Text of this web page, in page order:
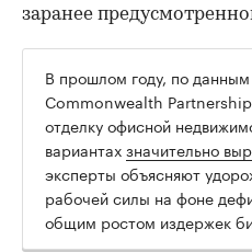
заранее
В прошлом году, по
Commonwealth
отделку офисной
вариантахзначительно
эксперты объясняют
рабочей силы на фоне
общим ростом издержек